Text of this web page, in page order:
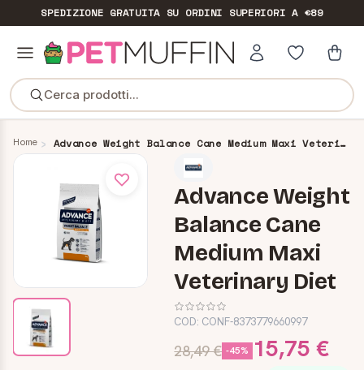
SPEDIZIONE GRATUITASU ORDINI SUPERIORI A €89
Cerca prodotti...
Home Advance Weight Balance Cane Medium Maxi Veterinary Diet
Advance Weight
Balance Cane
Medium Maxi
Veterinary Diet
COD: CONF-8373779660997
28,49 € -45% 15,75 €